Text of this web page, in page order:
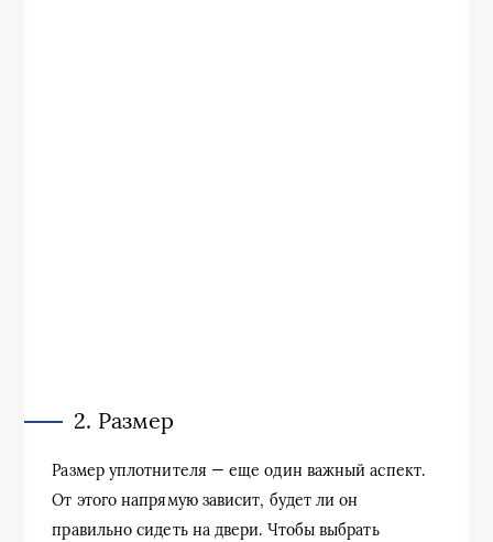
2. Размер
Размер уплотнителя — еще один важный аспект.
От этого напрямую зависит, будет ли он
правильно сидеть на двери. Чтобы выбрать